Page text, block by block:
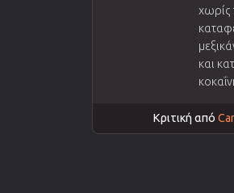
χωρίς
και
Κριτική από